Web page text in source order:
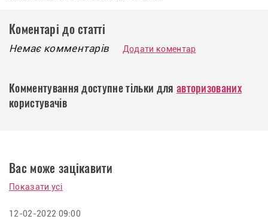
Коментарі до статті
Немає комментарів Додати коментар
Комментування доступне тільки для авторизованих
користувачів
Вас може зацікавити
Показати усі
12-02-2022 09:00